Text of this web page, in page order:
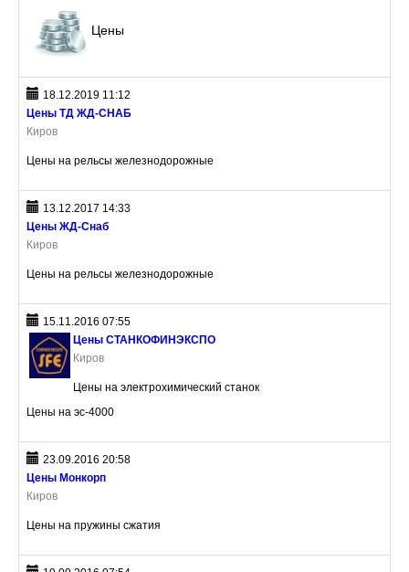
Цены
18.12.2019 11:12
Цены ТД ЖД-СНАБ
Киров
Цены на рельсы железнодорожные
13.12.2017 14:33
Цены ЖД-Снаб
Киров
Цены на рельсы железнодорожные
15.11.2016 07:55
Цены СТАНКОФИНЭКСПО
Киров
Цены на электрохимический станок
Цены на эс-4000
23.09.2016 20:58
Цены Монкорп
Киров
Цены на пружины сжатия